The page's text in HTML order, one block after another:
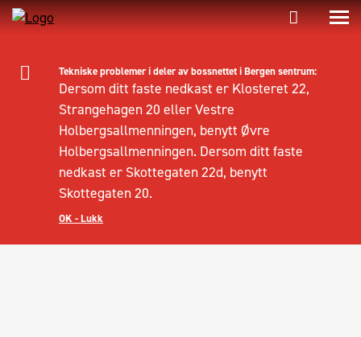
Tekniske problemer i deler av bossnettet i Bergen sentrum:
Dersom ditt faste nedkast er Klosteret 22,
Strangehagen 20 eller Vestre
Holbergsallmenningen, benytt Øvre
Holbergsallmenningen. Dersom ditt faste
nedkast er Skottegaten 22d, benytt
Skottegaten 20.
OK - Lukk